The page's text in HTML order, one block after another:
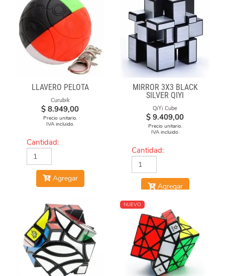
LLAVERO PELOTA
Curubik
$ 8.949,00
Precio unitario.
IVA incluido.
Cantidad:
Agregar
MIRROR 3X3 BLACK
SILVER QIYI
QiYi Cube
$ 9.409,00
Precio unitario.
IVA incluido.
Cantidad:
Agregar
NUEVO